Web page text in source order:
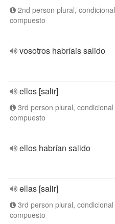
2nd person plural, condicional
compuesto
vosotros habríais salido
ellos [salir]
3rd person plural, condicional
compuesto
ellos habrían salido
ellas [salir]
3rd person plural, condicional
compuesto